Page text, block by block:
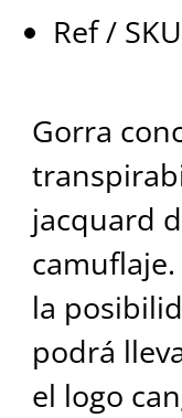
Ref / SKU
Gorra
jacquard
la
podrá
el logo